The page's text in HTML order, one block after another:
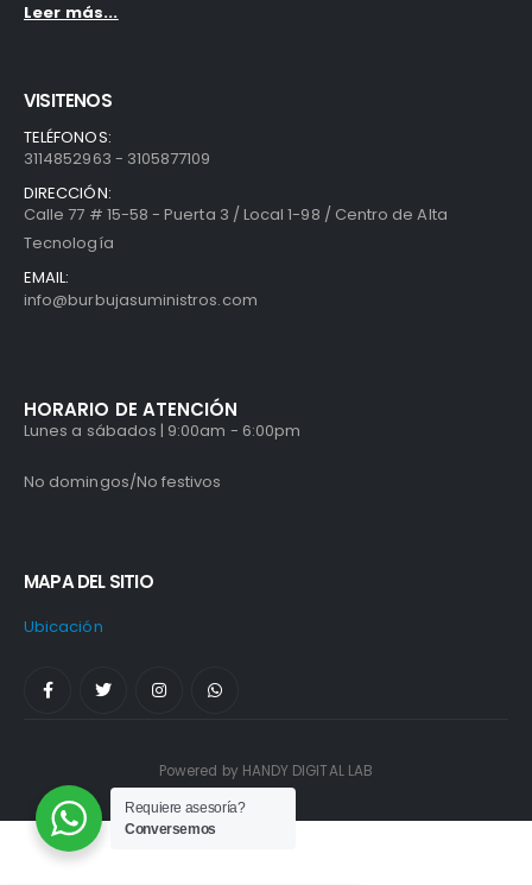
Leer más...
VISITENOS
TELÉFONOS:
3114852963 - 3105877109
DIRECCIÓN:
Calle 77 # 15-58 - Puerta 3 / Local 1-98 / Centro de Alta
Tecnología
EMAIL:
info@burbujasuministros.com
HORARIO DE ATENCIÓN
Lunes a sábados | 9:00am - 6:00pm
No domingos/No festivos
MAPA DEL SITIO
Ubicación
Powered by HANDY DIGITAL LAB
Requiere asesoría?
Conversemos